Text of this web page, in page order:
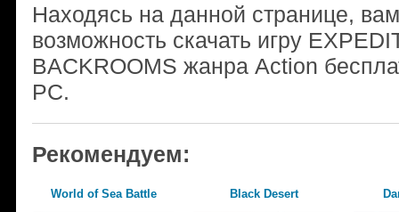
Находясь на данной странице,
возможность скачать игру
BACKROOMS жанра Action
PC.
Рекомендуем:
World of Sea Battle Black Desert